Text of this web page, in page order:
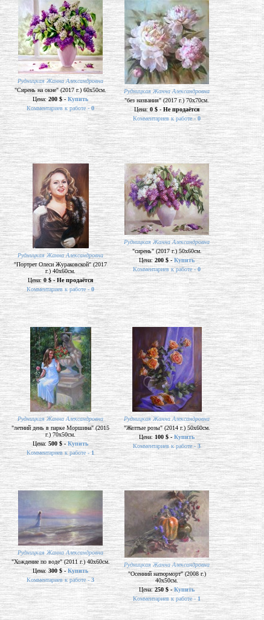
Рудницкая Жанна Александровна
"Сирень на окне" (2017 г.) 60х50см.
Цена:200 $ -Купить
Комментариев к работе -0
Рудницкая Жанна Александровна
"без названия" (2017 г.) 70х70см.
Цена:0 $ - Не продаётся
Комментариев к работе -0
Рудницкая Жанна Александровна
"Портрет Олеси Жураковской" (2017
г.) 40х60см.
Цена:0 $ - Не продаётся
Комментариев к работе -0
Рудницкая Жанна Александровна
"сирень" (2017 г.) 50х60см.
Цена: 200 $ - Купить
Комментариев к работе -0
Рудницкая Жанна Александровна
"летний день в парке Моршина" (2015
г.) 70х50см.
Цена: 500 $ - Купить
Комментариев к работе - 1
Рудницкая Жанна Александровна
"Желтые розы" (2014 г.) 50х60см.
Цена:100 $ -Купить
Комментариев к работе -3
Рудницкая Жанна Александровна
"Хождение по воде" (2011 г.) 40х60см.
Цена:300 $ - Купить
Комментариев к работе -3
Рудницкая Жанна Александровна
"Осенний натюрморт" (2008 г.)
40х50см.
Цена:250 $ -Купить
Комментариев к работе -1